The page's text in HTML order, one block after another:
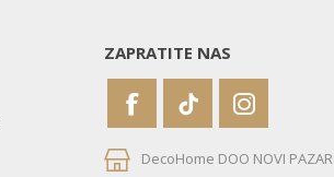
ZAPRATITE NAS
DecoHome DOO NOVI PAZAR